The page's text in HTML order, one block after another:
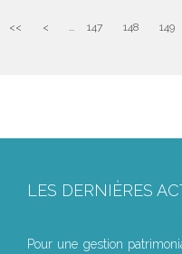
<< < ... 147 148 149
LES DERNIÈRES
Pour une gestion